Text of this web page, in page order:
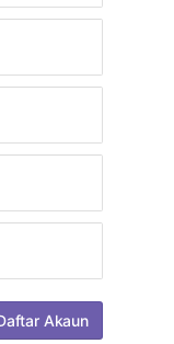
Akaun